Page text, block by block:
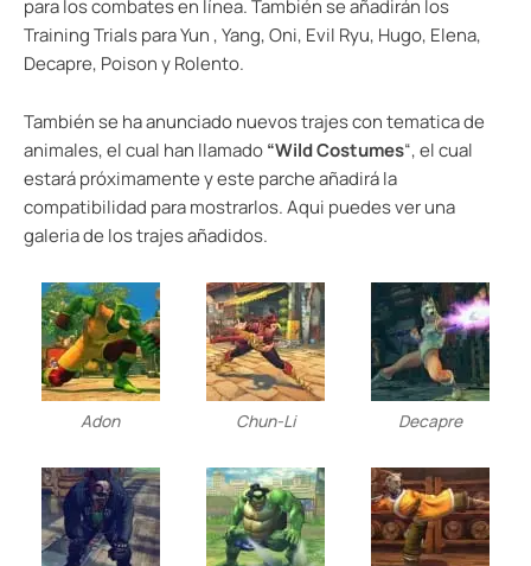
para los combates en línea. También se añadirán los
Training Trials para Yun , Yang, Oni, Evil Ryu, Hugo, Elena,
Decapre, Poison y Rolento.
También se ha anunciado nuevos trajes con tematica de
animales, el cual han llamado“Wild Costumes“, el cual
estará próximamente y este parche añadirá la
compatibilidad para mostrarlos. Aqui puedes ver una
galeria de los trajes añadidos.
Adon Chun-Li Decapre